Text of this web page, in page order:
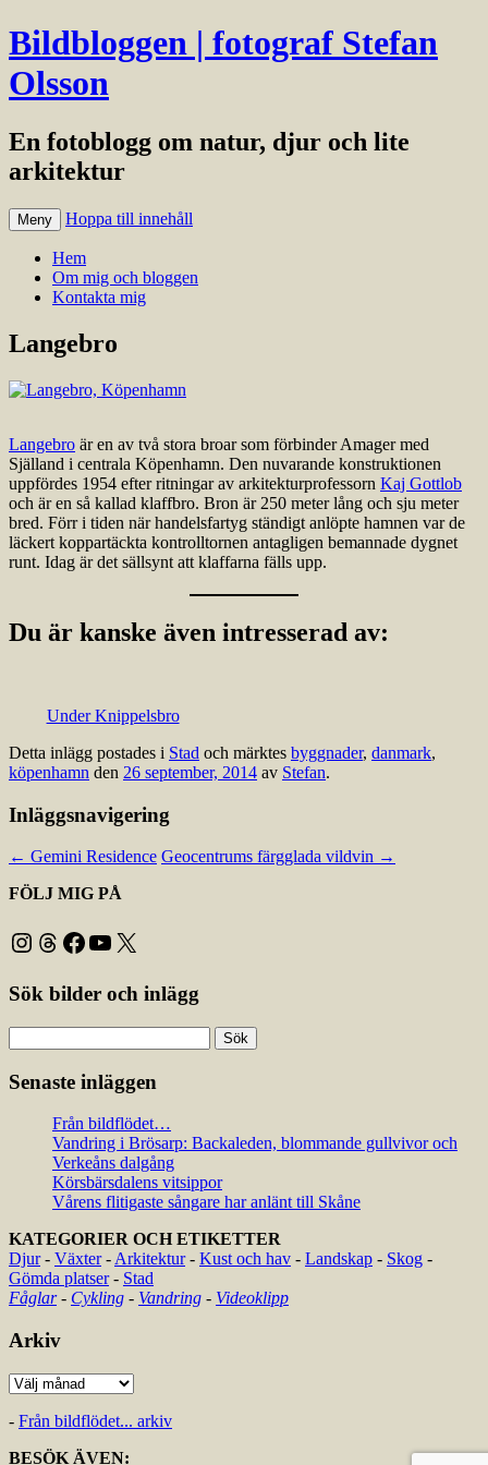
Bildbloggen | fotograf Stefan
Olsson
En fotoblogg om natur, djur och lite
arkitektur
Meny Hoppa till innehåll
Hem
Om mig och bloggen
Kontakta mig
Langebro
Langebro är en av två stora broar som förbinder Amager med
Själland i centrala Köpenhamn. Den nuvarande konstruktionen
uppfördes 1954 efter ritningar av arkitekturprofessorn Kaj Gottlob
och är en så kallad klaffbro. Bron är 250 meter lång och sju meter
bred. Förr i tiden när handelsfartyg ständigt anlöpte hamnen var de
läckert koppartäckta kontrolltornen antagligen bemannade dygnet
runt. Idag är det sällsynt att klaffarna fälls upp.
Du är kanske även intresserad av:
Under Knippelsbro
Detta inlägg postades i Stad och märktes byggnader, danmark,
köpenhamn den 26 september, 2014 av Stefan.
Inläggsnavigering
← Gemini Residence Geocentrums färgglada vildvin →
FÖLJ MIG PÅ
Instagram
Threads
Facebook
YouTube
X
Sök bilder och inlägg
efter:
Senaste inläggen
Från bildflödet…
Vandring i Brösarp: Backaleden, blommande gullvivor och
Verkeåns dalgång
Körsbärsdalens vitsippor
Vårens flitigaste sångare har anlänt till Skåne
KATEGORIER OCH ETIKETTER
Djur- Växter-Arkitektur- Kust och hav - Landskap - Skog -
Gömda platser- Stad
Fåglar- Cykling - Vandring - Videoklipp
Arkiv
Arkiv
- Från bildflödet... arkiv
BESÖK ÄVEN: